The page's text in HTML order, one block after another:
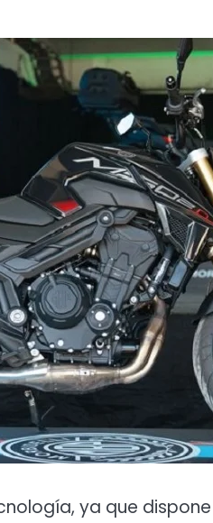
ya que